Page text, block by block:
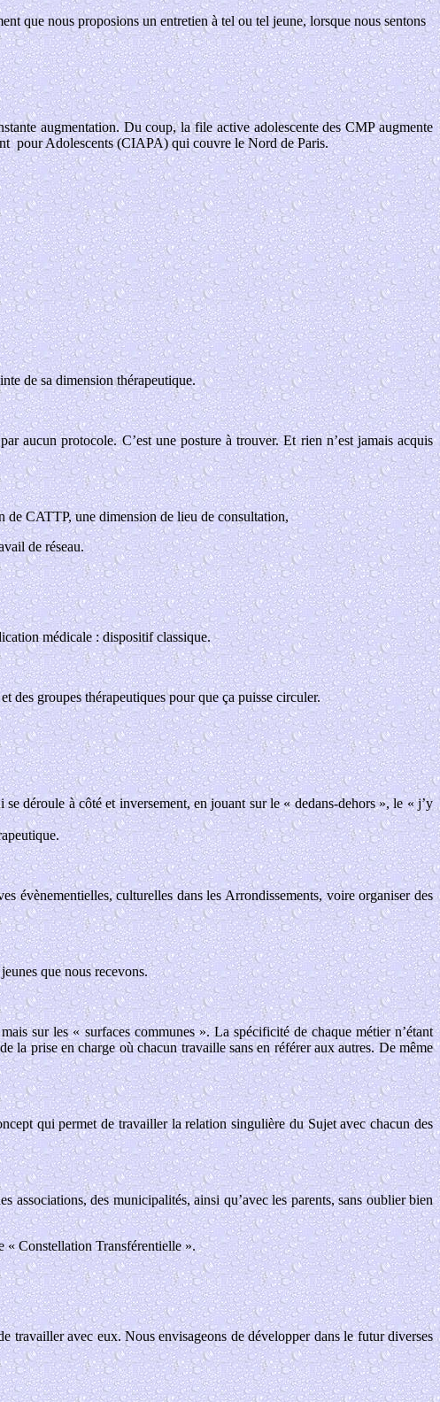
que nous proposions un entretien à tel ou tel jeune, lorsque nous sentons
augmentation. Du coup, la file active adolescente des CMP augmente
pour Adolescents (CIAPA) qui couvre le Nord de Paris.
de sa dimension thérapeutique.
aucun protocole. C’est une posture à trouver. Et rien n’est jamais acquis
de CATTP, une dimension de lieu de consultation,
de réseau.
médicale : dispositif classique.
des groupes thérapeutiques pour que ça puisse circuler.
déroule à côté et inversement, en jouant sur le « dedans-dehors », le « j’y
évènementielles, culturelles dans les Arrondissements, voire organiser des
que nous recevons.
sur les « surfaces communes ». La spécificité de chaque métier n’étant
la prise en charge où chacun travaille sans en référer aux autres. De même
qui permet de travailler la relation singulière du Sujet avec chacun des
associations, des municipalités, ainsi qu’avec les parents, sans oublier bien
« Constellation Transférentielle ».
travailler avec eux. Nous envisageons de développer dans le futur diverses